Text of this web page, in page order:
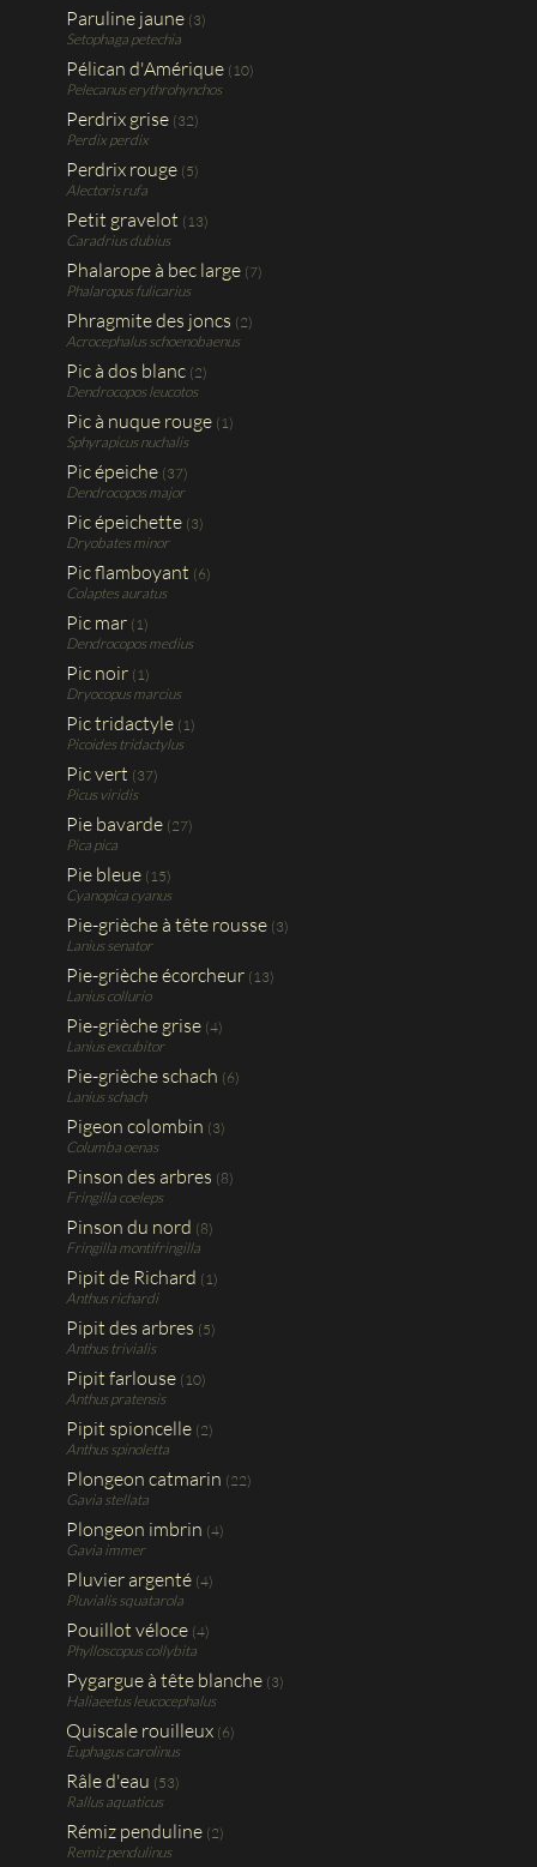
Paruline jaune (3)
Setophaga petechia
Pélican d'Amérique (10)
Pelecanus erythrohynchos
Perdrix grise (32)
Perdix perdix
Perdrix rouge (5)
Alectoris rufa
Petit gravelot (13)
Caradrius dubius
Phalarope à bec large (7)
Phalaropus fulicarius
Phragmite des joncs (2)
Acrocephalus schoenobaenus
Pic à dos blanc (2)
Dendrocopos leucotos
Pic à nuque rouge (1)
Sphyrapicus nuchalis
Pic épeiche (37)
Dendrocopos major
Pic épeichette (3)
Dryobates minor
Pic flamboyant (6)
Colaptes auratus
Pic mar (1)
Dendrocopos medius
Pic noir (1)
Dryocopus marcius
Pic tridactyle (1)
Picoides tridactylus
Pic vert (37)
Picus viridis
Pie bavarde (27)
Pica pica
Pie bleue (15)
Cyanopica cyanus
Pie-grièche à tête rousse (3)
Lanius senator
Pie-grièche écorcheur (13)
Lanius collurio
Pie-grièche grise (4)
Lanius excubitor
Pie-grièche schach (6)
Lanius schach
Pigeon colombin (3)
Columba oenas
Pinson des arbres (8)
Fringilla coeleps
Pinson du nord (8)
Fringilla montifringilla
Pipit de Richard (1)
Anthus richardi
Pipit des arbres (5)
Anthus trivialis
Pipit farlouse (10)
Anthus pratensis
Pipit spioncelle (2)
Anthus spinoletta
Plongeon catmarin (22)
Gavia stellata
Plongeon imbrin (4)
Gavia immer
Pluvier argenté (4)
Pluvialis squatarola
Pouillot véloce (4)
Phylloscopus collybita
Pygargue à tête blanche (3)
Haliaeetus leucocephalus
Quiscale rouilleux (6)
Euphagus carolinus
Râle d'eau (53)
Rallus aquaticus
Rémiz penduline (2)
Remiz pendulinus